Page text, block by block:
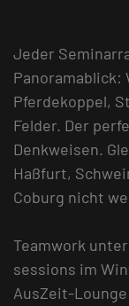
Jeder
Panoramablick:
Pferdekoppel,
Felder. Der
Denkweisen.
Haßfurt,
Coburg nicht
Teamwork
sessions im
AusZeit-